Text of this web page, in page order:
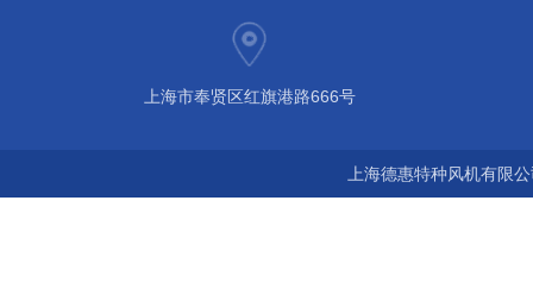
上海市奉贤区红旗港路666号
上海德惠特种风机有限